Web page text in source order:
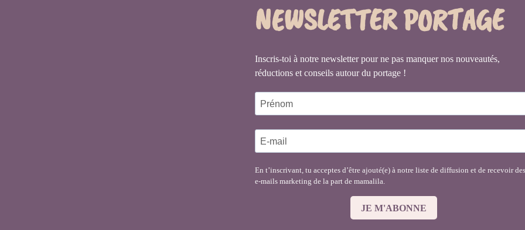
NEWSLETTER PORTAGE
Inscris-toi à notre newsletter pour ne pas manquer nos nouveautés,
réductions et conseils autour du portage !
En t’inscrivant, tu acceptes d’être ajouté(e) à notre liste de diffusion et de recevoir des
e-mails marketing de la part de mamalila.
JE M'ABONNE